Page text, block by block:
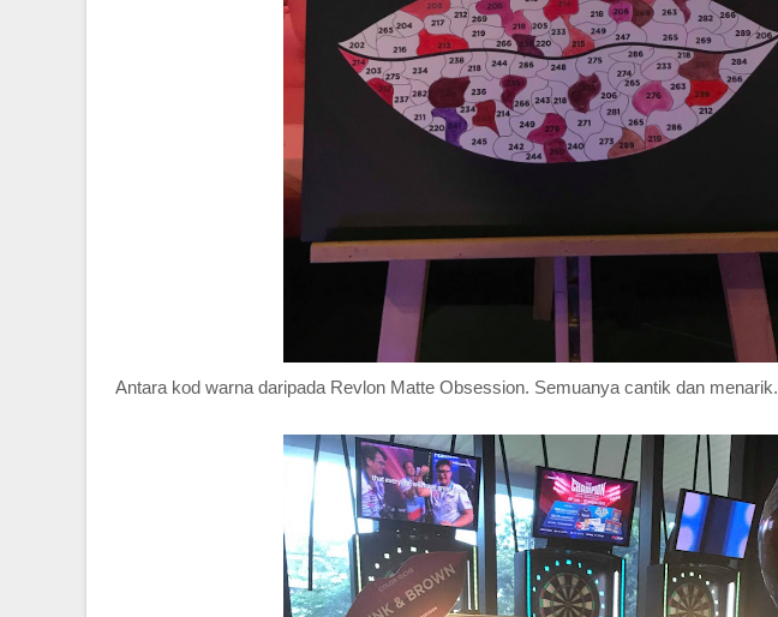
Antara kod warna daripada Revlon Matte Obsession. Semuanya cantik dan menarik.